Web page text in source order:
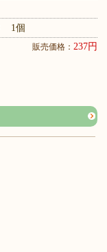
1個
販売価格： 237円